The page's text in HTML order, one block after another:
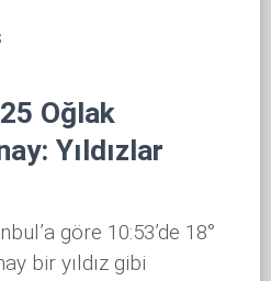
Oğlak
Yıldızlar
göre 10:53’de 18°
bir yıldız gibi